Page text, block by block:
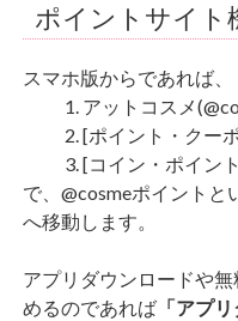
ポイントサイト
スマホ版からであれば、
アットコスメ
[ポイント・クー
[コイン・ポイン
で、@cosmeポイント
へ移動します。
アプリダウンロードや
めるのであれば「アプリ